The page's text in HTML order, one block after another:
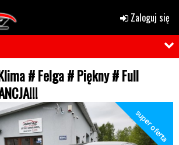
Zaloguj się
# Felga # Piękny # Full
super oferta